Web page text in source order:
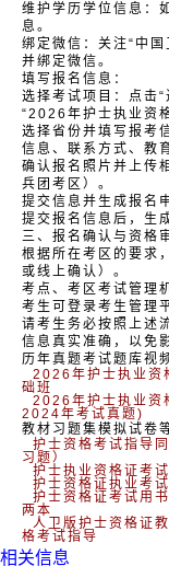
维护学历学位信息：
息。
绑定微信：关注“中国
并绑定微信。
填写报名信息：
选择考试项目：点击
“2026年护士执业资
选择省份并填写报考
信息、联系方式、教
确认报名照片并上传
兵团考区）。
提交信息并生成报名
提交报名信息后，生
三、报名确认与资格
根据所在考区的要求
或线上确认）。
考点、考区考试管理
考生可登录考生管理
请考生务必按照上述
信息真实准确，以免
历年真题考试题库视
2026年护士执业资
础班
2026年护士执业资
2024年考试真题)
教材习题集模拟试卷
护士资格考试指导
习题）
护士执业资格证考
护士资格证执业考
护士资格证考试用
两本
人卫版护士资格证
格考试指导
相关信息